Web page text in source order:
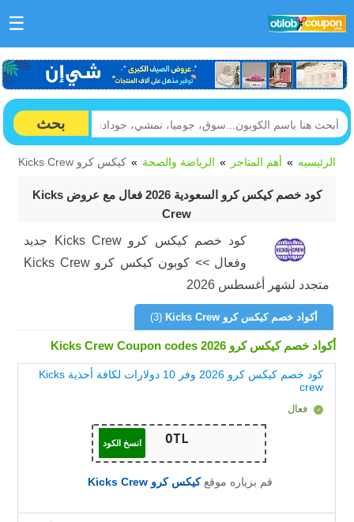
☰
بحث
الرئيسيه أهم المتاجر الرياضة والصحة كيكس كرو Kicks Crew
كود خصم كيكس كرو السعودية 2026 فعال مع عروض Kicks
Crew
كود خصم كيكس كرو Kicks Crew جديد
وفعال >> كوبون كيكس كرو Kicks Crew
متجدد لشهر أغسطس 2026
أكواد خصم كيكس كرو Kicks Crew (3)
أكواد خصم كيكس كرو Kicks Crew Coupon codes 2026
كود خصم كيكس كرو 2026 وفر 10 دولارات لكافة أحذية Kicks
crew
فعال
انسخ الكود
قم بزياره موقعكيكس كرو Kicks Crew